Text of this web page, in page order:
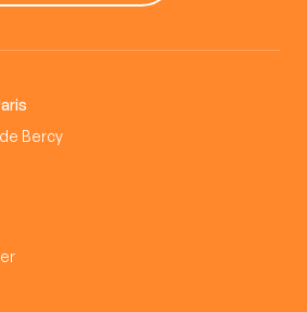
Bercy